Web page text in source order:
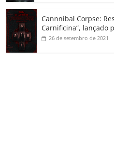
Cannnibal Corpse:
Carnificina”, lançado
26 de setembro de 2021